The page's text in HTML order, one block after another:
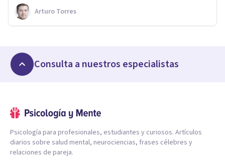
Arturo Torres
Consulta a nuestros especialistas
Psicología para profesionales, estudiantes y curiosos. Artículos
diarios sobre salud mental, neurociencias, frases célebres y
relaciones de pareja.